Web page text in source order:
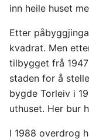
inn heile huset
Etter
kvadrat. Men
tilbygget frå
staden for å
bygde Torleiv i
uthuset. Her bur
I 1988 overdrog